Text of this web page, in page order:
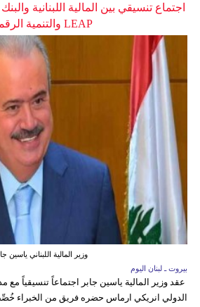
اجتماع تنسيقي بين المالية اللبنانية
LEAP والتنمية الرقمية
وزير المالية اللبناني ياسين
بيروت ـ لبنان اليوم
عقد وزير المالية ياسين جابر اجتماعاً تنسيقياً
الدولي انريكي ارماس حضره فريق من الخبراء